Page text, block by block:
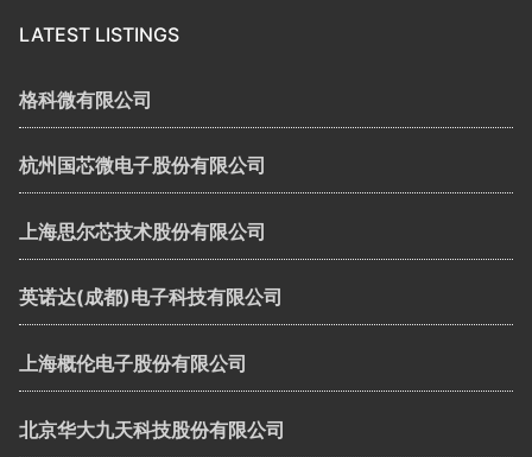
LATEST LISTINGS
格科微有限公司
杭州国芯微电子股份有限公司
上海思尔芯技术股份有限公司
英诺达(成都)电子科技有限公司
上海概伦电子股份有限公司
北京华大九天科技股份有限公司